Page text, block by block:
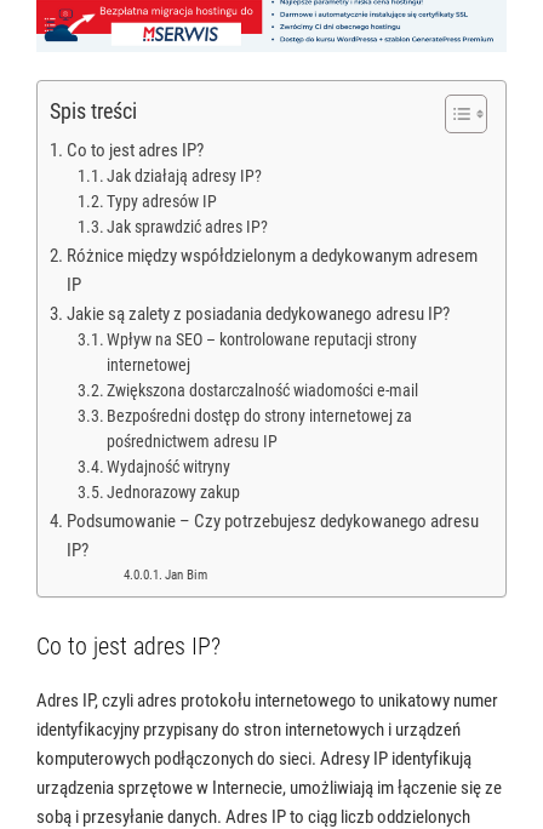
Spis treści
Co to jest adres IP?
Jak działają adresy IP?
Typy adresów IP
Jak sprawdzić adres IP?
Różnice między współdzielonym a dedykowanym adresem
IP
Jakie są zalety z posiadania dedykowanego adresu IP?
Wpływ na SEO – kontrolowane reputacji strony
internetowej
Zwiększona dostarczalność wiadomości e-mail
Bezpośredni dostęp do strony internetowej za
pośrednictwem adresu IP
Wydajność witryny
Jednorazowy zakup
Podsumowanie – Czy potrzebujesz dedykowanego adresu
IP?
Jan Bim
Co to jest adres IP?
Adres IP, czyli adres protokołu internetowego to unikatowy numer
identyfikacyjny przypisany do stron internetowych i urządzeń
komputerowych podłączonych do sieci. Adresy IP identyfikują
urządzenia sprzętowe w Internecie, umożliwiają im łączenie się ze
sobą i przesyłanie danych. Adres IP to ciąg liczb oddzielonych